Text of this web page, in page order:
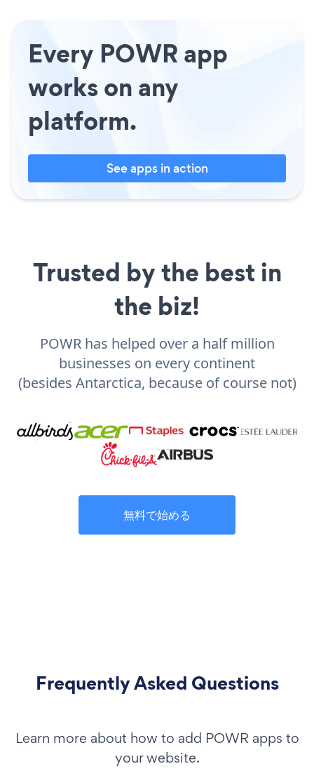
Every POWR app
works on any
platform.
See apps in action
Trusted by the best in
the biz!
POWR has helped over a half million
businesses on every continent
(besides Antarctica, because of course not)
無料で始める
Frequently Asked Questions
Learn more about how to add POWR apps to
your website.